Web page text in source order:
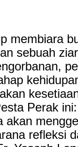
membiara
sebuah
Perak
akan
refleksi